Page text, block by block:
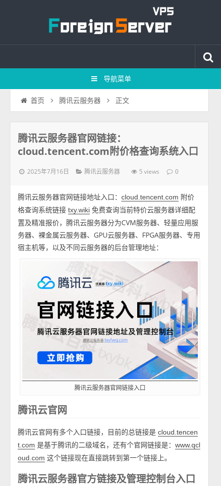
导航菜单
首页 腾讯云服务器 正文
腾讯云服务器官网链接：
cloud.tencent.com附价格查询系统入口
2025年7月16日 腾讯云服务器 5 views 0
腾讯云服务器官网链接地址入口：cloud.tencent.com 附价
格查询系统链接txy.wiki 免费查询当前特价云服务器详细配
置及精准报价，腾讯云服务器分为CVM服务器、轻量应用服
务器、裸金属云服务器、GPU云服务器、FPGA服务器、专用
宿主机等，以及不同云服务器的后台管理地址：
腾讯云服务器官网链接入口
腾讯云官网
腾讯云官网有多个入口链接，目前的总链接是cloud.tencen
t.com 是基于腾讯的二级域名，还有个官网链接是：www.qcl
oud.com 这个链接现在直接跳转到第一个链接上。
腾讯云服务器官方链接及管理控制台入口